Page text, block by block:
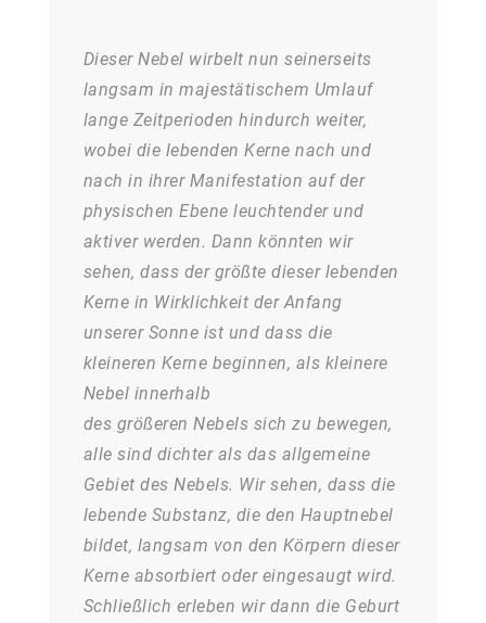
Dieser Nebel wirbelt nun seinerseits
langsam in majestätischem Umlauf
lange Zeitperioden hindurch weiter,
wobei die lebenden Kerne nach und
nach in ihrer Manifestation auf der
physischen Ebene leuchtender und
aktiver werden. Dann könnten wir
sehen, dass der größte dieser lebenden
Kerne in Wirklichkeit der Anfang
unserer Sonne ist und dass die
kleineren Kerne beginnen, als kleinere
Nebel innerhalb
des größeren Nebels sich zu bewegen,
alle sind dichter als das allgemeine
Gebiet des Nebels. Wir sehen, dass die
lebende Substanz, die den Hauptnebel
bildet, langsam von den Körpern dieser
Kerne absorbiert oder eingesaugt wird.
Schließlich erleben wir dann die Geburt